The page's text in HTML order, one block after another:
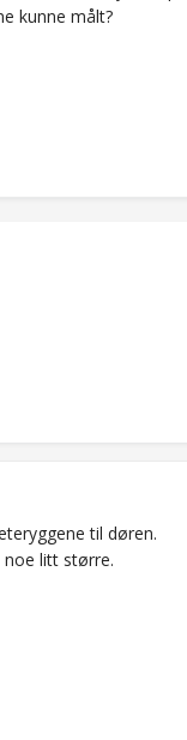
kunne målt?
til døren.
litt større.